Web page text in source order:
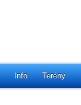
Info Terény